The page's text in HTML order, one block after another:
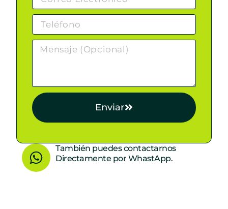
Enviar
W
h
También puedes contactarnos
Directamente por WhastApp.